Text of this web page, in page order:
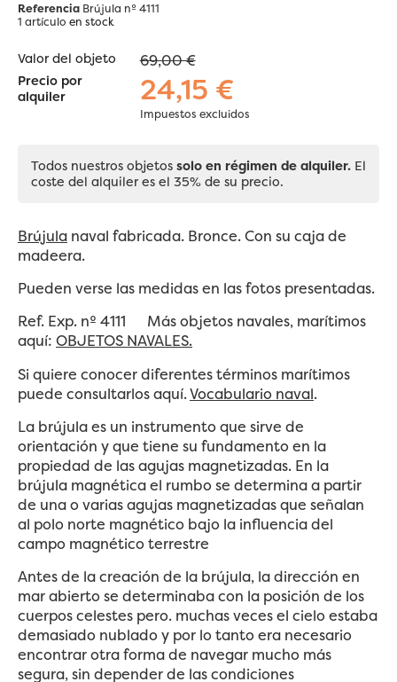
Referencia Brújula nº 4111
1 artículo en stock
Valor del objeto 69,00 €
Precio por
alquiler
24,15 €
Impuestos excluidos
Todos nuestros objetos solo en régimen de alquiler. El
coste del alquiler es el 35% de su precio.
Brújula naval fabricada. Bronce. Con su caja de
madeera.
Pueden verse las medidas en las fotos presentadas.
Ref. Exp. nº 4111 Más objetos navales, marítimos
aquí: OBJETOS NAVALES.
Si quiere conocer diferentes términos marítimos
puede consultarlos aquí.Vocabulario naval.
La brújula es un instrumento que sirve de
orientación y que tiene su fundamento en la
propiedad de las agujas magnetizadas. En la
brújula magnética el rumbo se determina a partir
de una o varias agujas magnetizadas que señalan
al polo norte magnético bajo la influencia del
campo magnético terrestre
Antes de la creación de la brújula, la dirección en
mar abierto se determinaba con la posición de los
cuerpos celestes pero. muchas veces el cielo estaba
demasiado nublado y por lo tanto era necesario
encontrar otra forma de navegar mucho más
segura, sin depender de las condiciones